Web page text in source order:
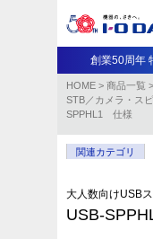
創業50周年
HOME > 商品一覧 >
STB／カメラ・ス
SPPHL1 仕様
関連カテゴリ
大人数向けUSB
USB-